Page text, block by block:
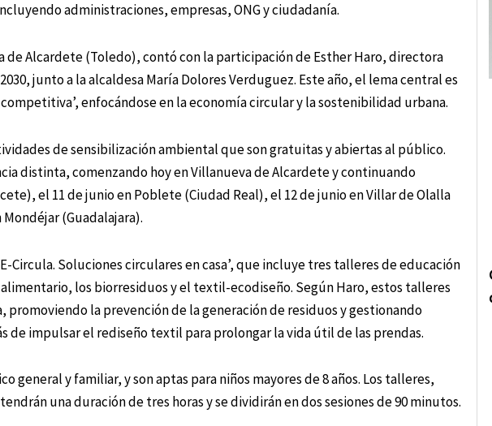
administraciones, empresas, ONG y ciudadanía.
de Alcardete (Toledo), contó con la participación de Esther Haro, directora
junto a la alcaldesa María Dolores Verduguez. Este año, el lema central es
enfocándose en la economía circular y la sostenibilidad urbana.
de sensibilización ambiental que son gratuitas y abiertas al público.
distinta, comenzando hoy en Villanueva de Alcardete y continuando
el 11 de junio en Poblete (Ciudad Real), el 12 de junio en Villar de Olalla
(Guadalajara).
Circula. Soluciones circulares en casa’, que incluye tres talleres de educación
los biorresiduos y el textil-ecodiseño. Según Haro, estos talleres
promoviendo la prevención de la generación de residuos y gestionando
de impulsar el rediseño textil para prolongar la vida útil de las prendas.
general y familiar, y son aptas para niños mayores de 8 años. Los talleres,
una duración de tres horas y se dividirán en dos sesiones de 90 minutos.